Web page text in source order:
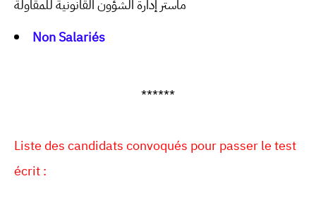
ماستر إدارة الشؤون القانونية للمقاولة
NonSalariés
******
Liste des candidats convoqués pour passer le test
écrit :